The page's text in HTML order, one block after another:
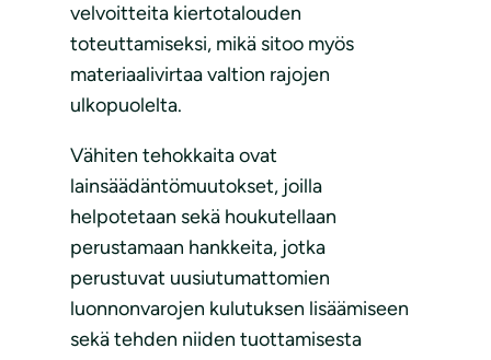
velvoitteita kiertotalouden
toteuttamiseksi, mikä sitoo myös
materiaalivirtaa valtion rajojen
ulkopuolelta.
Vähiten tehokkaita ovat
lainsäädäntömuutokset, joilla
helpotetaan sekä houkutellaan
perustamaan hankkeita, jotka
perustuvat uusiutumattomien
luonnonvarojen kulutuksen lisäämiseen
sekä tehden niiden tuottamisesta